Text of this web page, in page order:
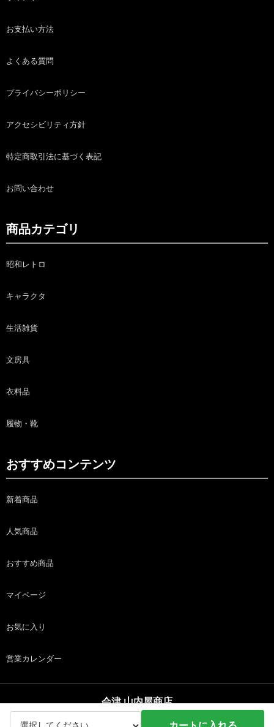
お支払い方法
よくある質問
プライバシーポリシー
アクセシビリティ方針
特定商取引法に基づく表記
お問い合わせ
商品カテゴリ
昭和レトロ
キャラクタ
生活雑貨
文房具
衣料品
履物・靴
おすすめコンテンツ
新着商品
人気商品
おすすめ商品
マイページ
お気に入り
営業カレンダー
会津 山内屋商店